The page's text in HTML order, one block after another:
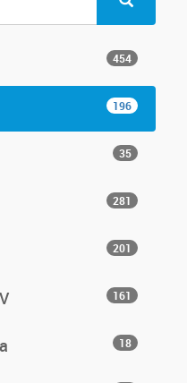
454
196
35
281
201
161
18